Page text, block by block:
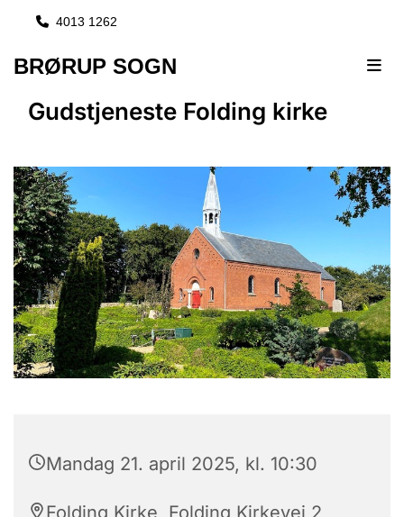
 4013 1262
BRØRUP SOGN
Gudstjeneste Folding kirke
Mandag 21. april 2025, kl. 10:30